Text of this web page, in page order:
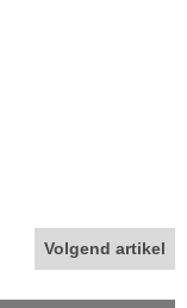
Volgend artikel